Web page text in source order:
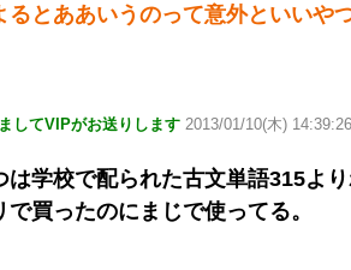
るとああいうのって意外といいや
してVIPがお送りします 2013/01/10(木)
学校で配られた古文単語315よ
買ったのにまじで使ってる。